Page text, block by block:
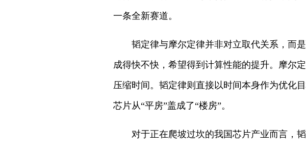
一条全新赛道。
韬定律与摩尔定律并非对立取代关系，而
成得快不快，希望得到计算性能的提升。摩尔
压缩时间。韬定律则直接以时间本身作为优化
芯片从“平房”盖成了“楼房”。
对于正在爬坡过坎的我国芯片产业而言，